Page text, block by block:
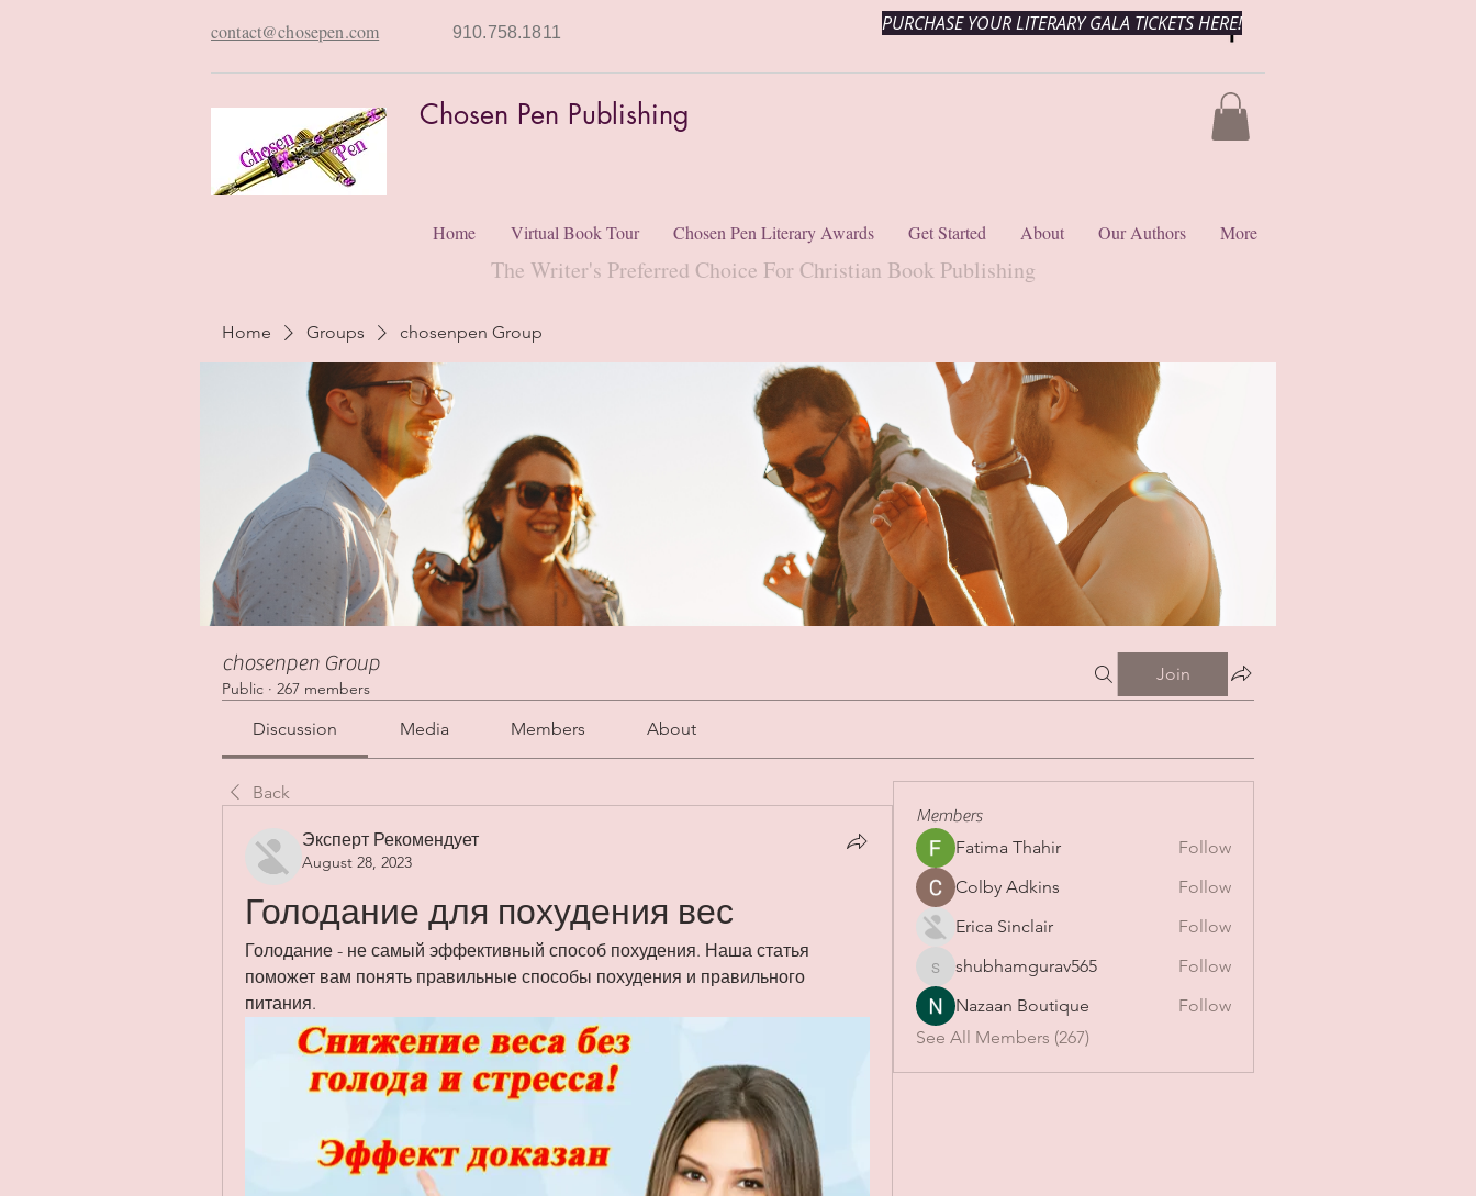
Chosen Pen Publishing
contact@chosepen.com 910.758.1811 PURCHASE YOUR LITERARY GALA TICKETS HERE!
Home Virtual Book Tour Chosen Pen Literary Awards Get Started About Our Authors More
The Writer's Preferred Choice For Christian Book Publishing
Home Groups chosenpen Group
chosenpen Group
Public · 267 members
Join
Discussion Media Members About
Back
Эксперт Рекомендует
August 28, 2023
Голодание для похудения вес
Голодание - не самый эффективный способ похудения. Наша статья
поможет вам понять правильные способы похудения и правильного
питания.
Members
Fatima Thahir
Follow
Colby Adkins
Follow
Erica Sinclair
Follow
shubhamgurav565
shubhamgurav565
Follow
Nazaan Boutique
Follow
See All Members (267)